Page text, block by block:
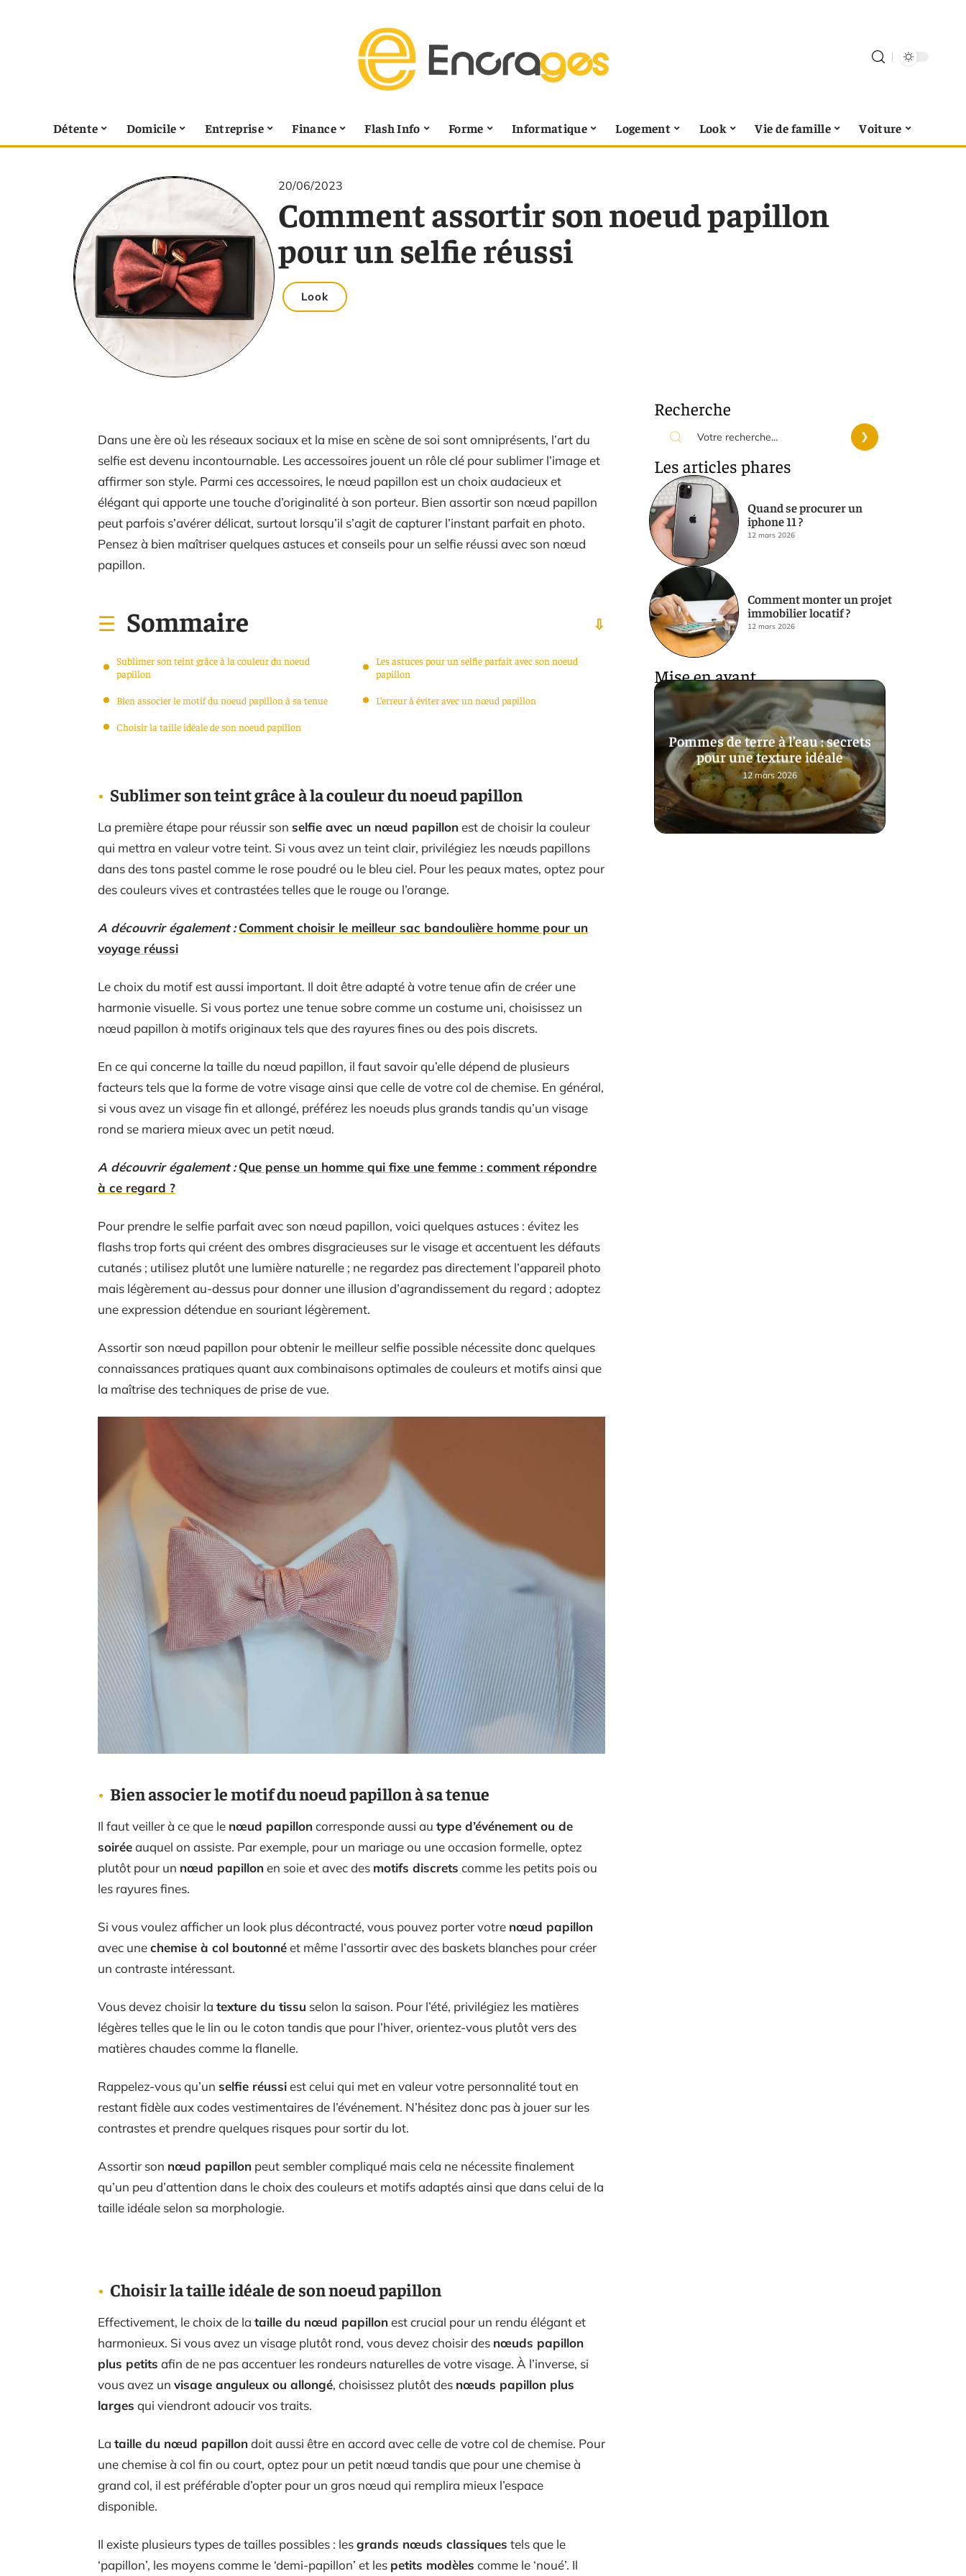
Détente Domicile Entreprise Finance Flash Info Forme Informatique Logement Look Vie de famille Voiture
20/06/2023
Comment assortir son noeud papillon
pour un selfie réussi
Look
Dans une ère où les réseaux sociaux et la mise en scène de soi sont omniprésents, l’art du
selfie est devenu incontournable. Les accessoires jouent un rôle clé pour sublimer l’image et
affirmer son style. Parmi ces accessoires, le nœud papillon est un choix audacieux et
élégant qui apporte une touche d’originalité à son porteur. Bien assortir son nœud papillon
peut parfois s’avérer délicat, surtout lorsqu’il s’agit de capturer l’instant parfait en photo.
Pensez à bien maîtriser quelques astuces et conseils pour un selfie réussi avec son nœud
papillon.
Sommaire
Sublimer son teint grâce à la couleur du noeud
papillon
Bien associer le motif du noeud papillon à sa tenue
Choisir la taille idéale de son noeud papillon
Les astuces pour un selfie parfait avec son noeud
papillon
L’erreur à éviter avec un nœud papillon
Sublimer son teint grâce à la couleur du noeud papillon
La première étape pour réussir son selfie avec un nœud papillonest de choisir la couleur
qui mettra en valeur votre teint. Si vous avez un teint clair, privilégiez les nœuds papillons
dans des tons pastel comme le rose poudré ou le bleu ciel. Pour les peaux mates, optez pour
des couleurs vives et contrastées telles que le rouge ou l’orange.
A découvrir également : Comment choisir le meilleur sac bandoulière homme pour un
voyage réussi
Le choix du motif est aussi important. Il doit être adapté à votre tenue afin de créer une
harmonie visuelle. Si vous portez une tenue sobre comme un costume uni, choisissez un
nœud papillon à motifs originaux tels que des rayures fines ou des pois discrets.
En ce qui concerne la taille du nœud papillon, il faut savoir qu’elle dépend de plusieurs
facteurs tels que la forme de votre visage ainsi que celle de votre col de chemise. En général,
si vous avez un visage fin et allongé, préférez les noeuds plus grands tandis qu’un visage
rond se mariera mieux avec un petit nœud.
A découvrir également : Que pense un homme qui fixe une femme : comment répondre
à ce regard ?
Pour prendre le selfie parfait avec son nœud papillon, voici quelques astuces : évitez les
flashs trop forts qui créent des ombres disgracieuses sur le visage et accentuent les défauts
cutanés ; utilisez plutôt une lumière naturelle ; ne regardez pas directement l’appareil photo
mais légèrement au-dessus pour donner une illusion d’agrandissement du regard ; adoptez
une expression détendue en souriant légèrement.
Assortir son nœud papillon pour obtenir le meilleur selfie possible nécessite donc quelques
connaissances pratiques quant aux combinaisons optimales de couleurs et motifs ainsi que
la maîtrise des techniques de prise de vue.
Bien associer le motif du noeud papillon à sa tenue
Il faut veiller à ce que le nœud papilloncorresponde aussi au type d’événement ou de
soiréeauquel on assiste. Par exemple, pour un mariage ou une occasion formelle, optez
plutôt pour un nœud papillonen soie et avec des motifs discrets comme les petits pois ou
les rayures fines.
Si vous voulez afficher un look plus décontracté, vous pouvez porter votre nœud papillon
avec unechemise à col boutonnéet même l’assortir avec des baskets blanches pour créer
un contraste intéressant.
Vous devez choisir la texture du tissu selon la saison. Pour l’été, privilégiez les matières
légères telles que le lin ou le coton tandis que pour l’hiver, orientez-vous plutôt vers des
matières chaudes comme la flanelle.
Rappelez-vous qu’un selfie réussiest celui qui met en valeur votre personnalité tout en
restant fidèle aux codes vestimentaires de l’événement. N’hésitez donc pas à jouer sur les
contrastes et prendre quelques risques pour sortir du lot.
Assortir son nœud papillon peut sembler compliqué mais cela ne nécessite finalement
qu’un peu d’attention dans le choix des couleurs et motifs adaptés ainsi que dans celui de la
taille idéale selon sa morphologie.
Choisir la taille idéale de son noeud papillon
Effectivement, le choix de la taille du nœud papillonest crucial pour un rendu élégant et
harmonieux. Si vous avez un visage plutôt rond, vous devez choisir des nœuds papillon
plus petits afin de ne pas accentuer les rondeurs naturelles de votre visage. À l’inverse, si
vous avez un visage anguleux ou allongé, choisissez plutôt des nœuds papillon plus
larges qui viendront adoucir vos traits.
La taille du nœud papillondoit aussi être en accord avec celle de votre col de chemise. Pour
une chemise à col fin ou court, optez pour un petit nœud tandis que pour une chemise à
grand col, il est préférable d’opter pour un gros nœud qui remplira mieux l’espace
disponible.
Il existe plusieurs types de tailles possibles : lesgrands nœuds classiques tels que le
‘papillon’, les moyens comme le ‘demi-papillon’ et les petits modèles comme le ‘noué’. Il
Recherche
Les articles phares
Quand se procurer un
iphone 11 ?
12 mars 2026
Comment monter un projet
immobilier locatif ?
12 mars 2026
Mise en avant
Pommes de terre à l’eau : secrets
pour une texture idéale
12 mars 2026